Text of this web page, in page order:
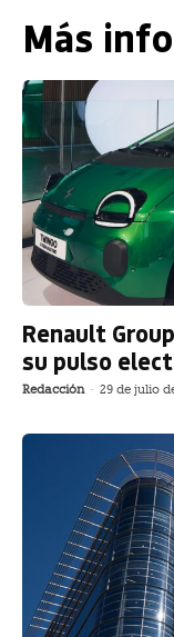
Más
Renault
su pulso
Redacción - 29 de julio